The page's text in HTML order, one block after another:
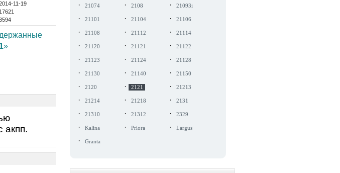
11-19
17621
»
акпп.
· 21074 · 2108 · 21093i
· 21101 · 21104 · 21106
· 21108 · 21112 · 21114
· 21120 · 21121 · 21122
· 21123 · 21124 · 21128
· 21130 · 21140 · 21150
· 2120 · 2121 · 21213
· 21214 · 21218 · 2131
· 21310 · 21312 · 2329
· Kalina · Priora · Largus
· Granta